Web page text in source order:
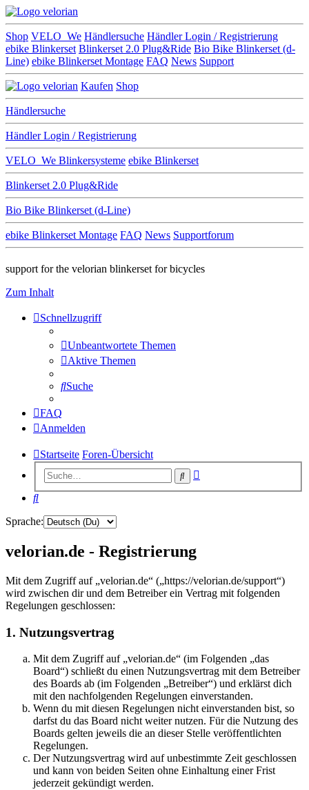
Shop VELO_We Händlersuche Händler Login / Registrierung
ebike Blinkerset Blinkerset 2.0 Plug&Ride Bio Bike Blinkerset (d-
Line) ebike Blinkerset Montage FAQ News Support
Kaufen Shop
Händlersuche
Händler Login / Registrierung
VELO_We Blinkersysteme ebike Blinkerset
Blinkerset 2.0 Plug&Ride
Bio Bike Blinkerset (d-Line)
ebike Blinkerset Montage FAQ News Supportforum
support for the velorian blinkerset for bicycles
Zum Inhalt
Schnellzugriff
Unbeantwortete Themen
Aktive Themen
Suche
FAQ
Anmelden
Startseite Foren-Übersicht
Suche
Suche
Sprache:
velorian.de - Registrierung
Mit dem Zugriff auf „velorian.de“ („https://velorian.de/support“)
wird zwischen dir und dem Betreiber ein Vertrag mit folgenden
Regelungen geschlossen:
1. Nutzungsvertrag
Mit dem Zugriff auf „velorian.de“ (im Folgenden „das
Board“) schließt du einen Nutzungsvertrag mit dem Betreiber
des Boards ab (im Folgenden „Betreiber“) und erklärst dich
mit den nachfolgenden Regelungen einverstanden.
Wenn du mit diesen Regelungen nicht einverstanden bist, so
darfst du das Board nicht weiter nutzen. Für die Nutzung des
Boards gelten jeweils die an dieser Stelle veröffentlichten
Regelungen.
Der Nutzungsvertrag wird auf unbestimmte Zeit geschlossen
und kann von beiden Seiten ohne Einhaltung einer Frist
jederzeit gekündigt werden.